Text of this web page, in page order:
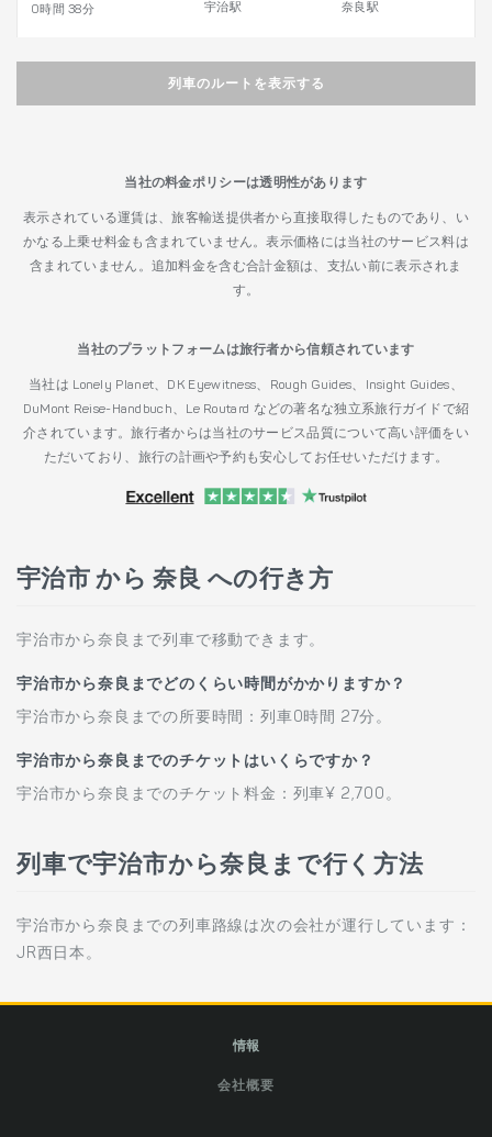
0時間 38分 宇治駅 奈良駅
列車のルートを表示する
当社の料金ポリシーは透明性があります
表示されている運賃は、旅客輸送提供者から直接取得したものであり、い
かなる上乗せ料金も含まれていません。表示価格には当社のサービス料は
含まれていません。追加料金を含む合計金額は、支払い前に表示されま
す。
当社のプラットフォームは旅行者から信頼されています
当社は Lonely Planet、DK Eyewitness、Rough Guides、Insight Guides、
DuMont Reise-Handbuch、Le Routard などの著名な独立系旅行ガイドで紹
介されています。旅行者からは当社のサービス品質について高い評価をい
ただいており、旅行の計画や予約も安心してお任せいただけます。
宇治市 から 奈良 への行き方
宇治市から奈良まで列車で移動できます。
宇治市から奈良までどのくらい時間がかかりますか？
宇治市から奈良までの所要時間：列車0時間 27分。
宇治市から奈良までのチケットはいくらですか？
宇治市から奈良までのチケット料金：列車¥ 2,700。
列車で宇治市から奈良まで行く方法
宇治市から奈良までの列車路線は次の会社が運行しています：
JR西日本。
情報
会社概要